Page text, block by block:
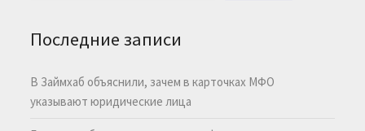
Последние записи
В Займхаб объяснили, зачем в карточках МФО
указывают юридические лица